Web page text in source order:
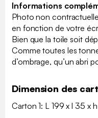
Informations
Photo non
en fonction de votre
Bien que la toile soit
Comme toutes les
d’ombrage, qu’un abri
Dimension des
Carton 1: L 199 x l 35 x